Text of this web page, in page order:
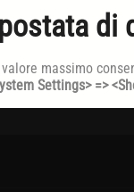
di
massimo
Settings> =>